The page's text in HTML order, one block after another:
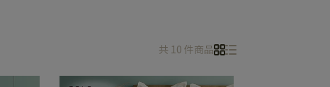
共 10 件商品